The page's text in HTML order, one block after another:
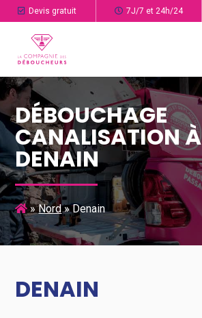
Devis gratuit 7J/7 et 24h/24
DÉBOUCHAGE
CANALISATION À
DENAIN
»Nord»Denain
DENAIN